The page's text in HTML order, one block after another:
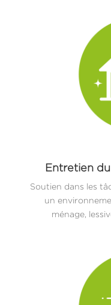
Entretien
Soutien dans les
un
ménage,